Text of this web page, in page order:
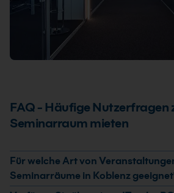
FAQ - Häufige Nutzerfragen
Seminarraum mieten
Für welche Art von
Seminarräume in Koblenz